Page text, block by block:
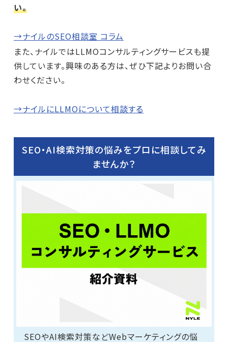
い。
→ナイルのSEO相談室 コラム
また、ナイルではLLMOコンサルティングサービスも提
供しています。興味のある方は、ぜひ下記よりお問い合
わせください。
→ナイルにLLMOについて相談する
SEO・AI検索対策の悩みをプロに相談してみ
ませんか？
SEOやAI検索対策などWebマーケティングの悩